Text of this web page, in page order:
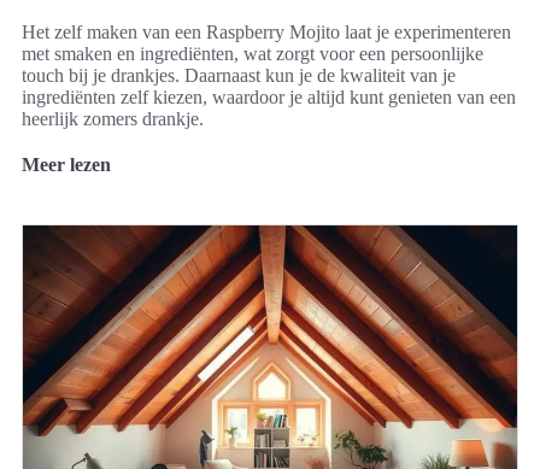
Het zelf maken van een Raspberry Mojito laat je experimenteren
met smaken en ingrediënten, wat zorgt voor een persoonlijke
touch bij je drankjes. Daarnaast kun je de kwaliteit van je
ingrediënten zelf kiezen, waardoor je altijd kunt genieten van een
heerlijk zomers drankje.
Meer lezen